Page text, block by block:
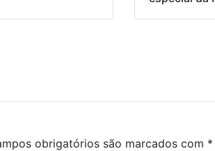
obrigatórios são marcados com *